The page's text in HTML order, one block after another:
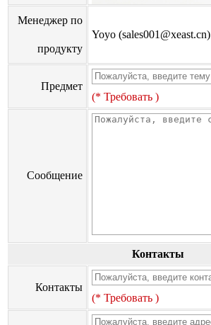
Менеджер по
продукту
Yoyo (sales001@xeast.cn)
Предмет
(* Требовать )
Сообщение
Контакты
Контакты
(* Требовать )